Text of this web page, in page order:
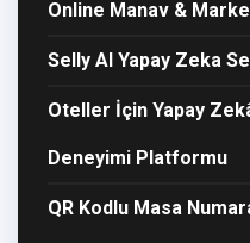
Online Manav & Market
Selly AI Yapay Zeka
Oteller İçin Yapay
Deneyimi Platformu
QR Kodlu Masa